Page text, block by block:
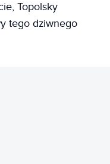
Topolsky
tego dziwnego